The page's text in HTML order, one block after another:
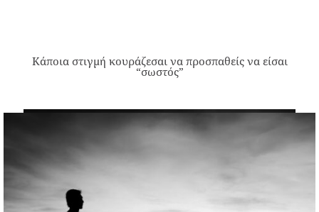
Κάποια στιγμή κουράζεσαι να προσπαθείς να είσαι
“σωστός”